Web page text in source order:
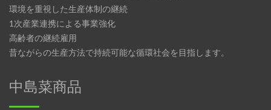
環境を重視した生産体制の継続
1次産業連携による事業強化
高齢者の継続雇用
昔ながらの生産方法で持続可能な循環社会を目指します。
中島菜商品